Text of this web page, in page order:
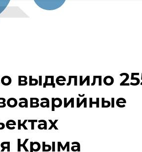
выделило
Крыма